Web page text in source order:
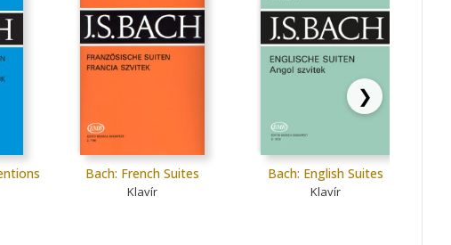
Bach: French Suites
Klavír
Bach: English Suites
Klavír
❯